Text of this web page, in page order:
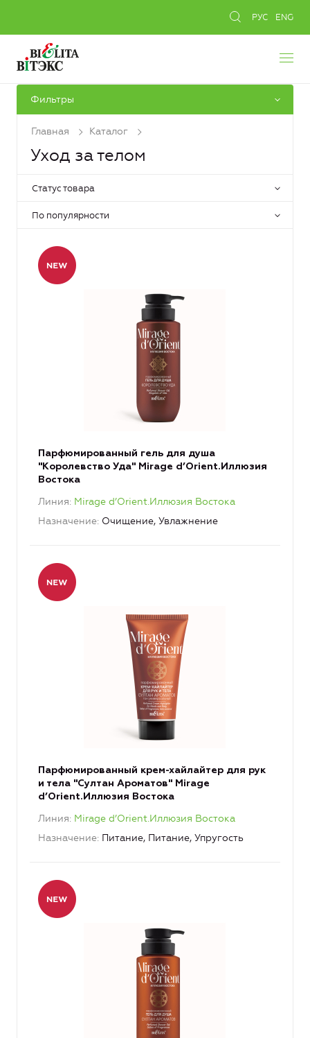
РУС ENG
Фильтры
Главная Каталог
Уход за телом
Статус товара
По популярности
Парфюмированный гель для душа
"Королевство Уда" Mirage d’Orient.Иллюзия
Востока
Линия Mirage d’Orient.Иллюзия Востока
Назначение Очищение, Увлажнение
Парфюмированный крем-хайлайтер для рук
и тела "Султан Ароматов" Mirage
d’Orient.Иллюзия Востока
Линия Mirage d’Orient.Иллюзия Востока
Назначение Питание, Питание, Упругость